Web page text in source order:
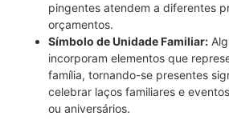
pingentes atendem a diferentes
orçamentos.
Símbolo de Unidade Familiar:
incorporam elementos que
família, tornando-se presentes
celebrar laços familiares e
ou aniversários.